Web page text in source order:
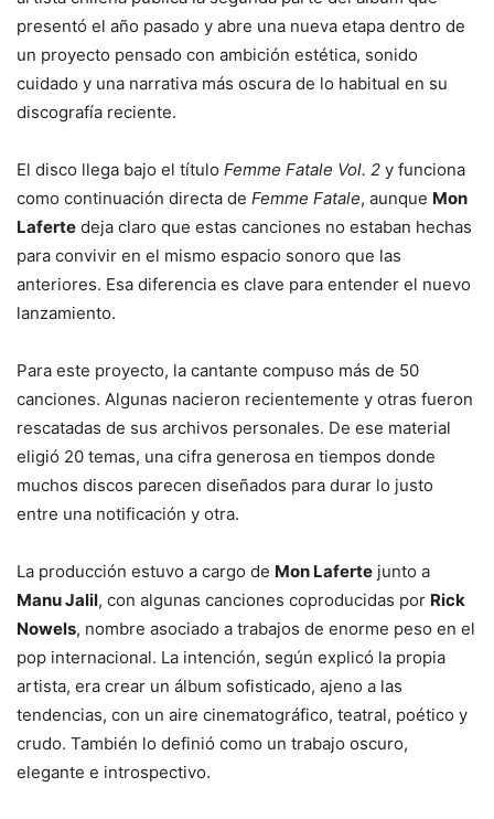
presentó el año pasado y abre una nueva etapa dentro de
un proyecto pensado con ambición estética, sonido
cuidado y una narrativa más oscura de lo habitual en su
discografía reciente.
El disco llega bajo el título Femme Fatale Vol. 2 y funciona
como continuación directa de Femme Fatale, aunque Mon
Laferte deja claro que estas canciones no estaban hechas
para convivir en el mismo espacio sonoro que las
anteriores. Esa diferencia es clave para entender el nuevo
lanzamiento.
Para este proyecto, la cantante compuso más de 50
canciones. Algunas nacieron recientemente y otras fueron
rescatadas de sus archivos personales. De ese material
eligió 20 temas, una cifra generosa en tiempos donde
muchos discos parecen diseñados para durar lo justo
entre una notificación y otra.
La producción estuvo a cargo de Mon Laferte junto a
Manu Jalil, con algunas canciones coproducidas por Rick
Nowels, nombre asociado a trabajos de enorme peso en el
pop internacional. La intención, según explicó la propia
artista, era crear un álbum sofisticado, ajeno a las
tendencias, con un aire cinematográfico, teatral, poético y
crudo. También lo definió como un trabajo oscuro,
elegante e introspectivo.